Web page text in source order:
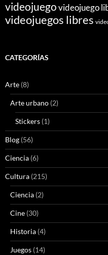
videojuegovideojuego
videojuegos libres
CATEGORÍAS
Arte (8)
Arte urbano (2)
Stickers (1)
Blog (56)
Ciencia (6)
Cultura (215)
Ciencia (2)
Cine (30)
Historia (4)
Juegos (14)